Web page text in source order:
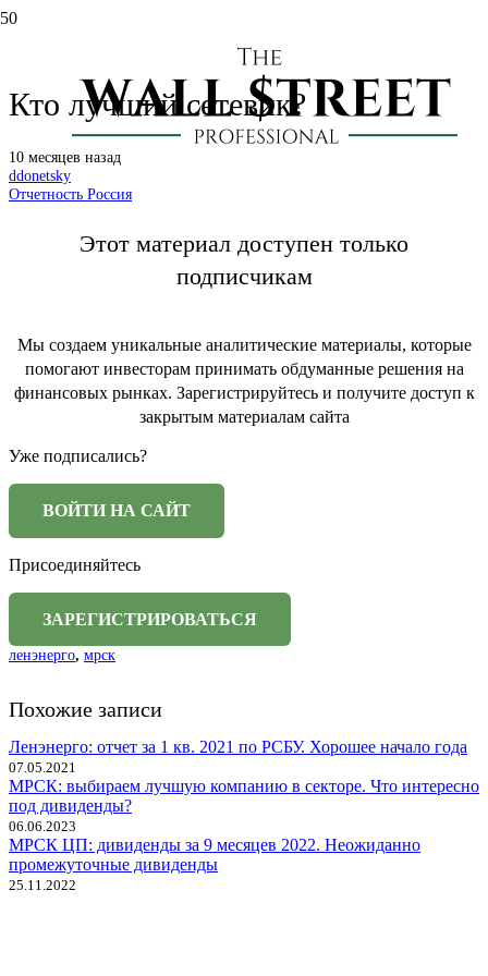
МРСК: итоги I полугодия 2025.
Кто лучший сетевик?
10 месяцев назад
ddonetsky
Отчетность Россия
Этот материал доступен только
подписчикам
Мы создаем уникальные аналитические материалы, которые
помогают инвесторам принимать обдуманные решения на
финансовых рынках. Зарегистрируйтесь и получите доступ к
закрытым материалам сайта
Уже подписались?
Присоединяйтесь
ленэнерго, мрск
Похожие записи
Ленэнерго: отчет за 1 кв. 2021 по РСБУ. Хорошее начало года
07.05.2021
МРСК: выбираем лучшую компанию в секторе. Что интересно
под дивиденды?
06.06.2023
МРСК ЦП: дивиденды за 9 месяцев 2022. Неожиданно
промежуточные дивиденды
25.11.2022